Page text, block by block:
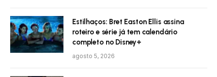
Estilhaços: Bret Easton Ellis assina
roteiro e série já tem calendário
completo no Disney+
agosto 5, 2026